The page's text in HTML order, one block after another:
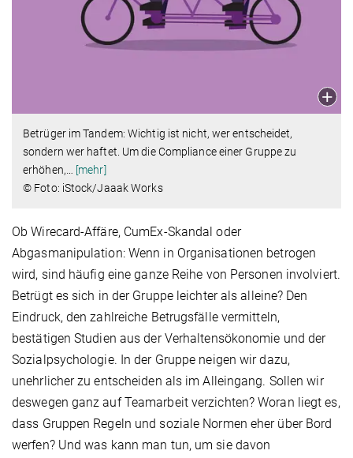
Betrüger im Tandem: Wichtig ist nicht, wer entscheidet,
sondern wer haftet. Um die Compliance einer Gruppe zu
erhöhen,… [mehr]
© Foto: iStock/Jaaak Works
Ob Wirecard-Affäre, CumEx-Skandal oder
Abgasmanipulation: Wenn in Organisationen betrogen
wird, sind häufig eine ganze Reihe von Personen involviert.
Betrügt es sich in der Gruppe leichter als alleine? Den
Eindruck, den zahlreiche Betrugsfälle vermitteln,
bestätigen Studien aus der Verhaltensökonomie und der
Sozialpsychologie. In der Gruppe neigen wir dazu,
unehrlicher zu entscheiden als im Alleingang. Sollen wir
deswegen ganz auf Teamarbeit verzichten? Woran liegt es,
dass Gruppen Regeln und soziale Normen eher über Bord
werfen? Und was kann man tun, um sie davon